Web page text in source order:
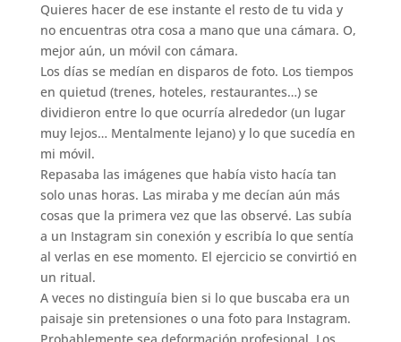
Quieres hacer de ese instante el resto de tu vida y
no encuentras otra cosa a mano que una cámara. O,
mejor aún, un móvil con cámara.
Los días se medían en disparos de foto. Los tiempos
en quietud (trenes, hoteles, restaurantes…) se
dividieron entre lo que ocurría alrededor (un lugar
muy lejos… Mentalmente lejano) y lo que sucedía en
mi móvil.
Repasaba las imágenes que había visto hacía tan
solo unas horas. Las miraba y me decían aún más
cosas que la primera vez que las observé. Las subía
a un Instagram sin conexión y escribía lo que sentía
al verlas en ese momento. El ejercicio se convirtió en
un ritual.
A veces no distinguía bien si lo que buscaba era un
paisaje sin pretensiones o una foto para Instagram.